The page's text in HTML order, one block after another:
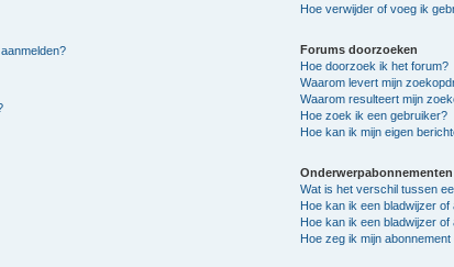
Hoe verwijder of voeg ik
Forums doorzoeken
Hoe doorzoek ik het forum?
Waarom levert mijn
Waarom resulteert mijn
Hoe zoek ik een gebruiker?
Hoe kan ik mijn eigen
Wat is het verschil tussen
Hoe kan ik een bladwijzer
Hoe kan ik een bladwijzer
Hoe zeg ik mijn abonnement